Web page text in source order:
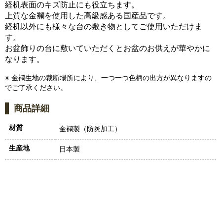
経机表面のキズ防止にも役立ちます。
上質な金襴を使用した高級感ある国産品です。
経机以外にも様々な台の敷き物としてご使用いただけま
す。
お盆飾りの台に敷いていただくとお盆のお供えが華やかに
なります。
※ 金襴生地の裁断場所により、一つ一つ色柄の出方が異なりますの
でご了承ください。
商品詳細
材質 金襴製（防炎加工）
生産地 日本製